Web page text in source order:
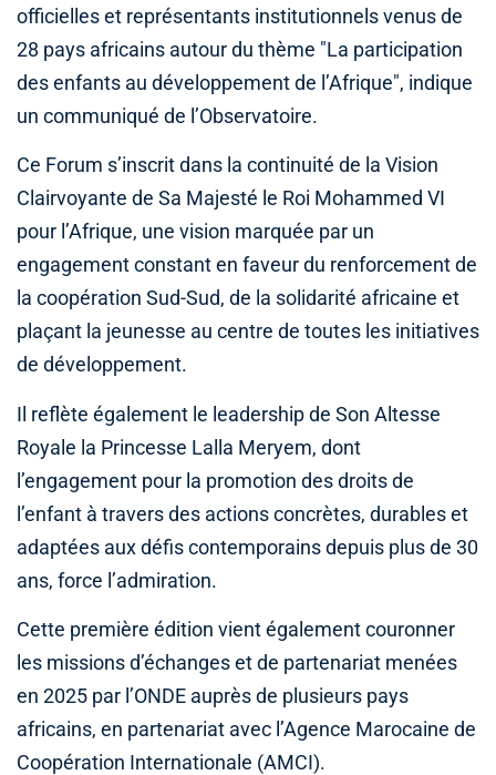
officielles et représentants institutionnels venus de
28 pays africains autour du thème "La participation
des enfants au développement de l’Afrique", indique
un communiqué de l’Observatoire.
Ce Forum s’inscrit dans la continuité de la Vision
Clairvoyante de Sa Majesté le Roi Mohammed VI
pour l’Afrique, une vision marquée par un
engagement constant en faveur du renforcement de
la coopération Sud-Sud, de la solidarité africaine et
plaçant la jeunesse au centre de toutes les initiatives
de développement.
Il reflète également le leadership de Son Altesse
Royale la Princesse Lalla Meryem, dont
l’engagement pour la promotion des droits de
l’enfant à travers des actions concrètes, durables et
adaptées aux défis contemporains depuis plus de 30
ans, force l’admiration.
Cette première édition vient également couronner
les missions d’échanges et de partenariat menées
en 2025 par l’ONDE auprès de plusieurs pays
africains, en partenariat avec l’Agence Marocaine de
Coopération Internationale (AMCI).